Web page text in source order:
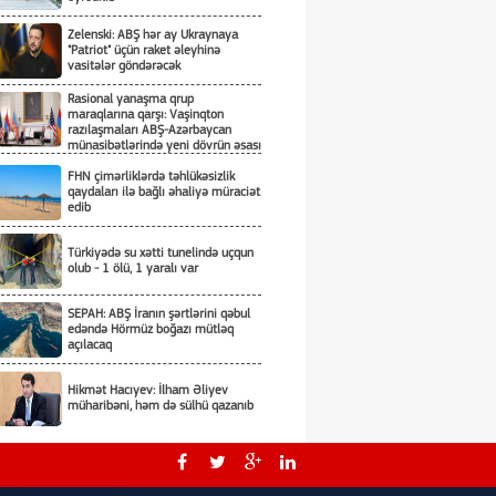
Zelenski: ABŞ hər ay Ukraynaya
"Patriot" üçün raket əleyhinə
vasitələr göndərəcək
Rasional yanaşma qrup
maraqlarına qarşı: Vaşinqton
razılaşmaları ABŞ-Azərbaycan
münasibətlərində yeni dövrün əsası
FHN çimərliklərdə təhlükəsizlik
qaydaları ilə bağlı əhaliyə müraciət
edib
Türkiyədə su xətti tunelində uçqun
olub - 1 ölü, 1 yaralı var
SEPAH: ABŞ İranın şərtlərini qəbul
edəndə Hörmüz boğazı mütləq
açılacaq
Hikmət Hacıyev: İlham Əliyev
müharibəni, həm də sülhü qazanıb
Rusiyanın Gelencik şəhərində dron
təhlükəsi: şəhərin bütün çimərlikləri